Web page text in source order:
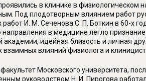
в клинике в физиологическом
Под плодотворным влиянием работ
И. М. Сеченова С. П. Боткин в 60-х
в медицине легло
идейная близость и личная
влияний физиолога и
Московского университета,
руководством Н. И. Пирогова